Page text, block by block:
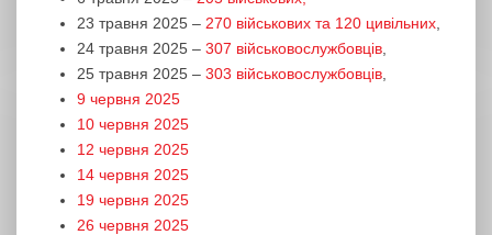
23 травня 2025 – 270 військових та 120 цивільних
24 травня 2025 – 307 військовослужбовців
25 травня 2025 – 303 військовослужбовців
9 червня 2025
10 червня 2025
12 червня 2025
14 червня 2025
19 червня 2025
26 червня 2025